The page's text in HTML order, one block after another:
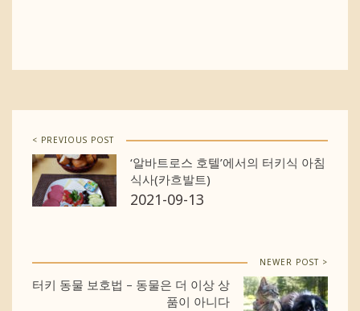
< PREVIOUS POST
‘알바트로스 호텔’에서의 터키식 아침
식사(카흐발트)
2021-09-13
NEWER POST >
터키 동물 보호법 – 동물은 더 이상 상
품이 아니다